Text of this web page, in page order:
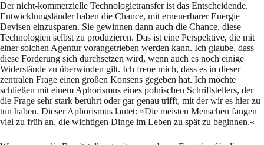
Der nicht-kommerzielle Technologietransfer ist das Entscheidende.
Entwicklungsländer haben die Chance, mit erneuerbarer Energie
Devisen einzusparen. Sie gewinnen dann auch die Chance, diese
Technologien selbst zu produzieren. Das ist eine Perspektive, die mit
einer solchen Agentur vorangetrieben werden kann. Ich glaube, dass
diese Forderung sich durchsetzen wird, wenn auch es noch einige
Widerstände zu überwinden gilt. Ich freue mich, dass es in dieser
zentralen Frage einen großen Konsens gegeben hat. Ich möchte
schließen mit einem Aphorismus eines polnischen Schriftstellers, der
die Frage sehr stark berührt oder gar genau trifft, mit der wir es hier zu
tun haben. Dieser Aphorismus lautet: »Die meisten Menschen fangen
viel zu früh an, die wichtigen Dinge im Leben zu spät zu beginnen.«